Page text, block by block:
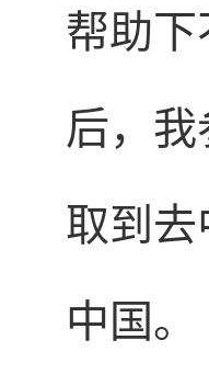
帮助
后，
取到
中国。